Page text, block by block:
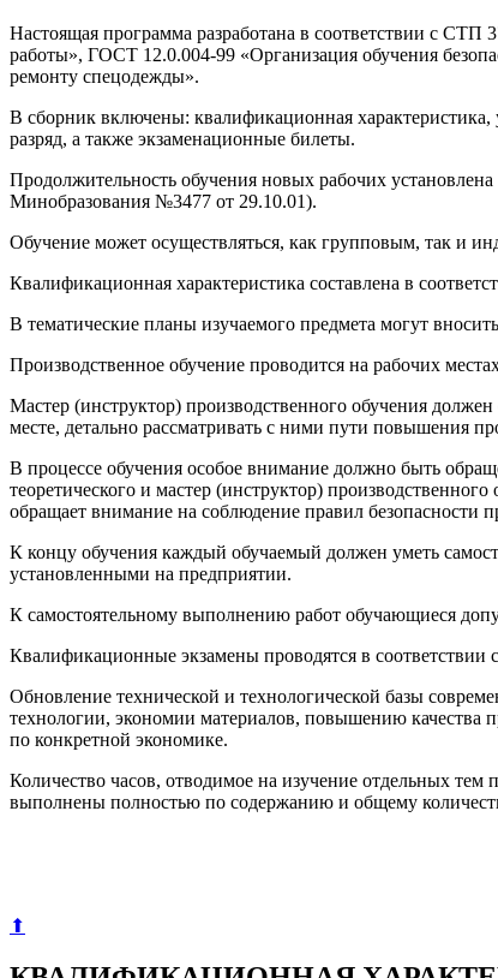
Настоящая программа разработана в соответствии с
работы», ГОСТ 12.0.004-99 «Организация обучения
ремонту спецодежды».
В сборник включены: квалификационная
разряд, а также экзаменационные билеты.
Продолжительность обучения новых рабочих
Минобразования №3477 от 29.10.01).
Обучение может осуществляться, как групповым, так и
Квалификационная характеристика составлена в
В тематические планы изучаемого предмета могут
Производственное обучение проводится на рабочих
Мастер (инструктор) производственного обучения
месте, детально рассматривать с ними пути повышения
В процессе обучения особое внимание должно быть
теоретического и мастер (инструктор)
обращает внимание на соблюдение правил безопасности
К концу обучения каждый обучаемый должен уметь
установленными на предприятии.
К самостоятельному выполнению работ обучающиеся
Квалификационные экзамены проводятся в
Обновление технической и технологической базы
технологии, экономии материалов, повышению качества
по конкретной экономике.
Количество часов, отводимое на изучение отдельных тем
выполнены полностью по содержанию и общему
⬆